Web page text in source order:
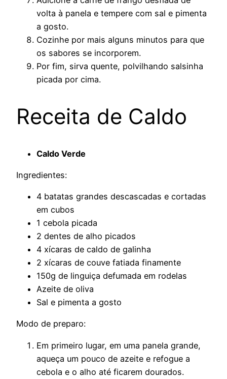
volta à panela e tempere com sal e pimenta
a gosto.
Cozinhe por mais alguns minutos para que
os sabores se incorporem.
Por fim, sirva quente, polvilhando salsinha
picada por cima.
Receita de Caldo
Caldo Verde
Ingredientes:
4 batatas grandes descascadas e cortadas
em cubos
1 cebola picada
2 dentes de alho picados
4 xícaras de caldo de galinha
2 xícaras de couve fatiada finamente
150g de linguiça defumada em rodelas
Azeite de oliva
Sal e pimenta a gosto
Modo de preparo:
Em primeiro lugar, em uma panela grande,
aqueça um pouco de azeite e refogue a
cebola e o alho até ficarem dourados.